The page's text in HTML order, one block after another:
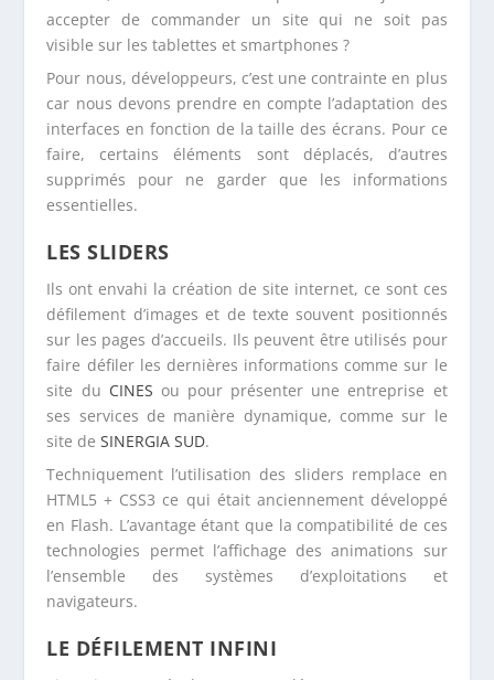
car nous devons prendre en compte l’adaptation des
interfaces en fonction de la taille des écrans. Pour ce
supprimés pour ne garder que les informations
essentielles.
LES SLIDERS
Ils ont envahi la création de site internet, ce sont ces
sur les pages d’accueils. Ils peuvent être utilisés pour
site duCINES ou pour présenter une entreprise et
ses services de manière dynamique, comme sur le
site de SINERGIA SUD.
Techniquement l’utilisation des sliders remplace en
HTML5 + CSS3 ce qui était anciennement développé
en Flash. L’avantage étant que la compatibilité de ces
l’ensemble des systèmes d’exploitations et
navigateurs.
LE DÉFILEMENT INFINI
Sites internet également appelés One Page, tout
défilement infini est gage de simplicité pour les